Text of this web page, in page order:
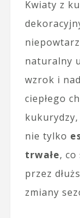
Kwiaty z
naturalny
wzrok i
ciepłego
nie tylko
trwałe, co
przez
zmiany